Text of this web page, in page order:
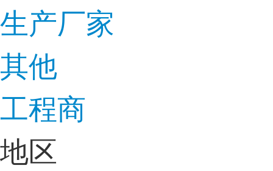
生产厂家
其他
工程商
地区